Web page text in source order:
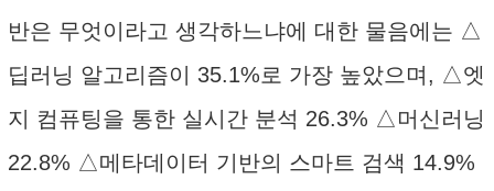
반은 무엇이라고 생각하느냐에 대한 물음에는 △
딥러닝 알고리즘이 35.1%로 가장 높았으며, △엣
지 컴퓨팅을 통한 실시간 분석 26.3% △머신러닝
22.8% △메타데이터 기반의 스마트 검색 14.9%